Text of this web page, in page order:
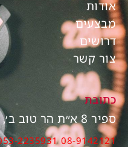
אודות
מבצעים
דרושים
צור קשר
כתובת
ספיר 8 א״ת הר טוב ב׳, בית שמש
08-9142121
2235931